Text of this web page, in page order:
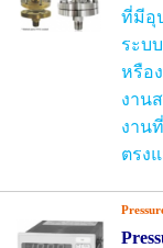
ที่มีอุ
ระบ
หรือ
งาน
งาน
ตรง